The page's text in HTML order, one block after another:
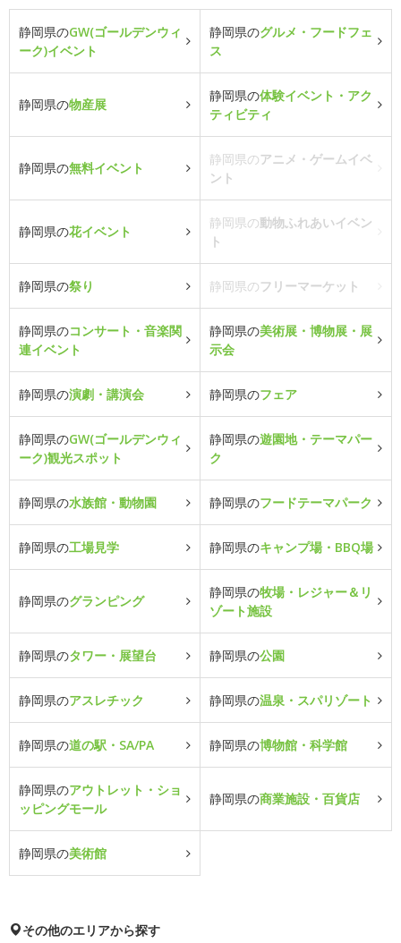
静岡県のGW(ゴールデンウィ
ーク)イベント
静岡県のグルメ・フードフェ
ス
静岡県の物産展
静岡県の体験イベント・アク
ティビティ
静岡県の無料イベント
静岡県のアニメ・ゲームイベ
ント
静岡県の花イベント
静岡県の動物ふれあいイベン
ト
静岡県の祭り 静岡県のフリーマーケット
静岡県のコンサート・音楽関
連イベント
静岡県の美術展・博物展・展
示会
静岡県の演劇・講演会 静岡県のフェア
静岡県のGW(ゴールデンウィ
ーク)観光スポット
静岡県の遊園地・テーマパー
ク
静岡県の水族館・動物園 静岡県のフードテーマパーク
静岡県の工場見学 静岡県のキャンプ場・BBQ場
静岡県のグランピング
静岡県の牧場・レジャー＆リ
ゾート施設
静岡県のタワー・展望台 静岡県の公園
静岡県のアスレチック 静岡県の温泉・スパリゾート
静岡県の道の駅・SA/PA 静岡県の博物館・科学館
静岡県のアウトレット・ショ
ッピングモール
静岡県の商業施設・百貨店
静岡県の美術館
その他のエリアから探す